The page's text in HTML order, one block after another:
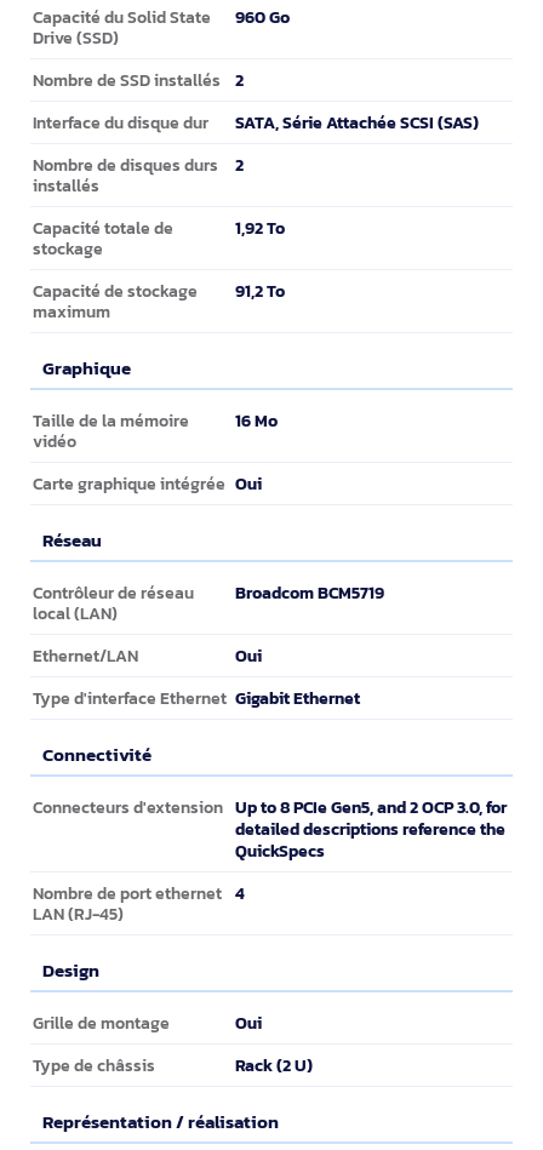
Capacité du Solid State
Drive (SSD)
960 Go
Nombre de SSD installés 2
Interface du disque dur SATA, Série Attachée SCSI (SAS)
Nombre de disques durs
installés
2
Capacité totale de
stockage
1,92 To
Capacité de stockage
maximum
91,2 To
Graphique
Graphique
Taille de la mémoire
vidéo
16 Mo
Carte graphique intégrée Oui
Réseau
Réseau
Contrôleur de réseau
local (LAN)
Broadcom BCM5719
Ethernet/LAN Oui
Type d'interface Ethernet Gigabit Ethernet
Connectivité
Connectivité
Connecteurs d'extension Up to 8 PCIe Gen5, and 2 OCP 3.0, for
detailed descriptions reference the
QuickSpecs
Nombre de port ethernet
LAN (RJ-45)
4
Design
Design
Grille de montage Oui
Type de châssis Rack (2 U)
Représentation / réalisation